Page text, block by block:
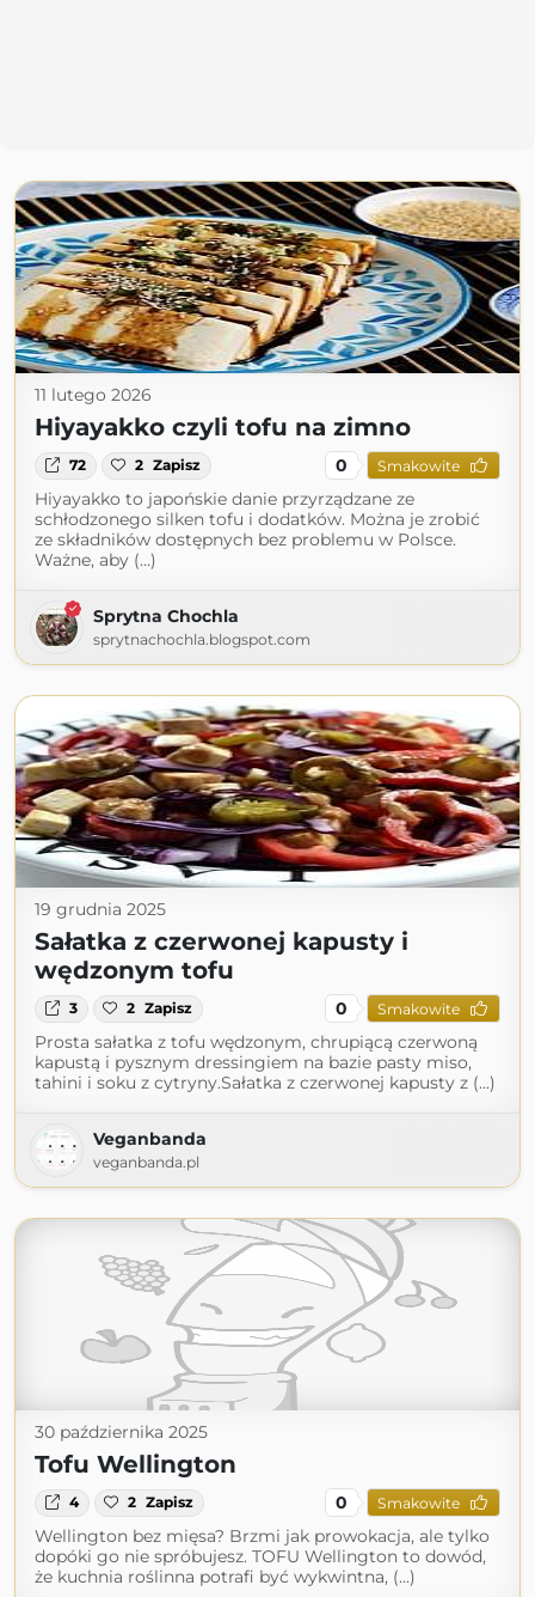
11 lutego 2026
Hiyayakko czyli tofu na zimno
72 2 Zapisz 0 Smakowite
Hiyayakko to japońskie danie przyrządzane ze
schłodzonego silken tofu i dodatków. Można je zrobić
ze składników dostępnych bez problemu w Polsce.
Ważne, aby (...)
Sprytna Chochla
sprytnachochla.blogspot.com
19 grudnia 2025
Sałatka z czerwonej kapusty i
wędzonym tofu
3 2 Zapisz 0 Smakowite
Prosta sałatka z tofu wędzonym, chrupiącą czerwoną
kapustą i pysznym dressingiem na bazie pasty miso,
tahini i soku z cytryny.Sałatka z czerwonej kapusty z (...)
Veganbanda
veganbanda.pl
30 października 2025
Tofu Wellington
4 2 Zapisz 0 Smakowite
Wellington bez mięsa? Brzmi jak prowokacja, ale tylko
dopóki go nie spróbujesz. TOFU Wellington to dowód,
że kuchnia roślinna potrafi być wykwintna, (...)